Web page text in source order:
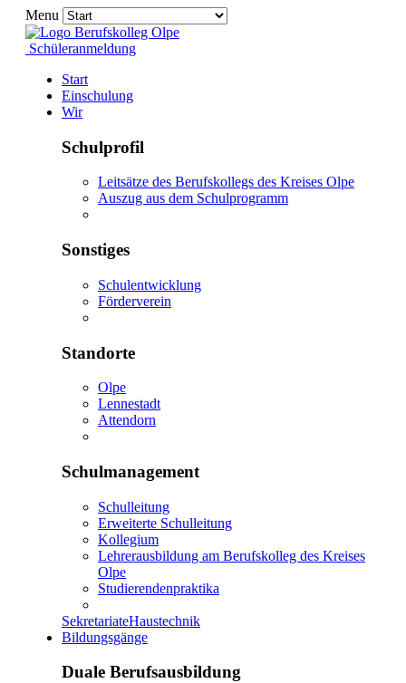
Menu
Schüleranmeldung
Start
Einschulung
Wir
Schulprofil
Leitsätze des Berufskollegs des Kreises Olpe
Auszug aus dem Schulprogramm
Sonstiges
Schulentwicklung
Förderverein
Standorte
Olpe
Lennestadt
Attendorn
Schulmanagement
Schulleitung
Erweiterte Schulleitung
Kollegium
Lehrerausbildung am Berufskolleg des Kreises
Olpe
Studierendenpraktika
SekretariateHaustechnik
Bildungsgänge
Duale Berufsausbildung